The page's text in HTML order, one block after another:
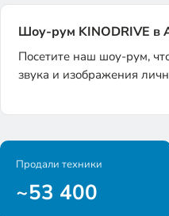
Шоу-рум KINODRIVE в
Посетите наш шоу-рум,
звука и изображения
Продали техники
~53 400